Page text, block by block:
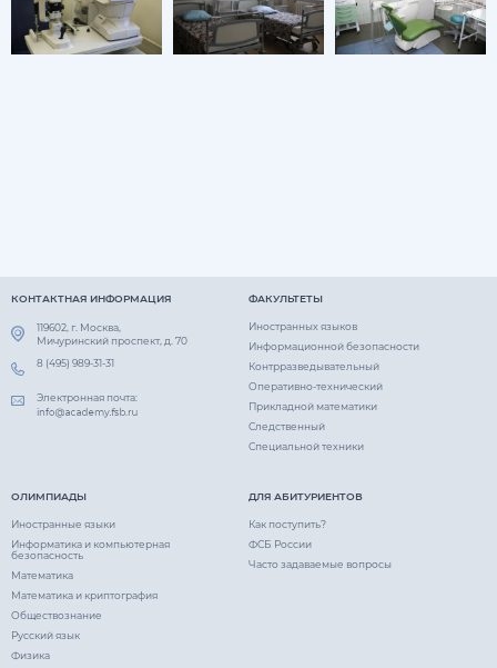
КОНТАКТНАЯ ИНФОРМАЦИЯ
119602, г. Москва,
Мичуринский проспект, д. 70
8 (495) 989-31-31
Электронная почта:
ФАКУЛЬТЕТЫ
Иностранных языков
Информационной безопасности
Контрразведывательный
Оперативно-технический
Прикладной математики
Следственный
Специальной техники
ОЛИМПИАДЫ
Иностранные языки
Информатика и компьютерная
безопасность
Математика
Математика и криптография
Обществознание
Русский язык
Физика
ДЛЯ АБИТУРИЕНТОВ
Как поступить?
ФСБ России
Часто задаваемые вопросы